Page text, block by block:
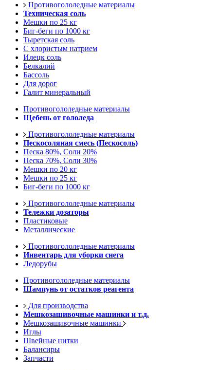
Противогололедные материалы
Техническая соль
Мешки по 25 кг
Биг-беги по 1000 кг
Тыретская соль
С хлористым натрием
Илецк соль
Белкалий
Бассоль
Для дорог
Галит минеральный
Противогололедные материалы
Щебень от гололеда
Противогололедные материалы
Пескосоляная смесь (Пескосоль)
Песка 80%, Соли 20%
Песка 70%, Соли 30%
Мешки по 20 кг
Мешки по 25 кг
Биг-беги по 1000 кг
Противогололедные материалы
Тележки дозаторы
Пластиковые
Металлические
Противогололедные материалы
Инвентарь для уборки снега
Ледорубы
Противогололедные материалы
Шампунь от остатков реагента
Для производства
Мешкозашивочные машинки и т.д.
Мешкозашивочные машинки
Иглы
Швейные нитки
Балансиры
Запчасти